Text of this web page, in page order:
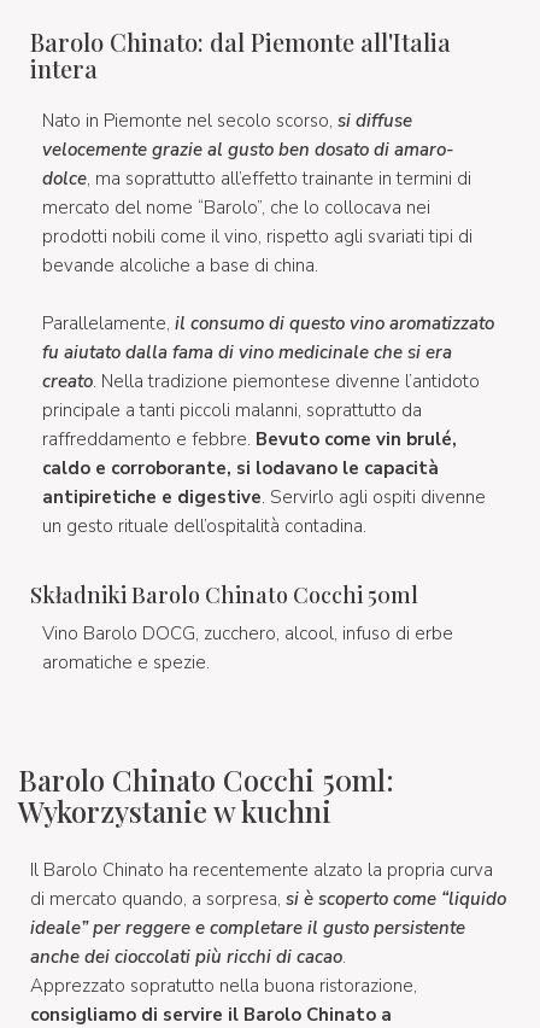
Barolo Chinato: dal Piemonte all'Italia
intera
Nato in Piemonte nel secolo scorso, si diffuse
velocemente grazie al gusto ben dosato di amaro-
dolce, ma soprattutto all’effetto trainante in termini di
mercato del nome “Barolo”, che lo collocava nei
prodotti nobili come il vino, rispetto agli svariati tipi di
bevande alcoliche a base di china.
Parallelamente, il consumo di questo vino aromatizzato
fu aiutato dalla fama di vino medicinale che si era
creato. Nella tradizione piemontese divenne l’antidoto
principale a tanti piccoli malanni, soprattutto da
raffreddamento e febbre. Bevuto come vin brulé,
caldo e corroborante, si lodavano le capacità
antipiretiche e digestive. Servirlo agli ospiti divenne
un gesto rituale dell’ospitalità contadina.
Składniki Barolo Chinato Cocchi 50ml
Vino Barolo DOCG, zucchero, alcool, infuso di erbe
aromatiche e spezie.
Barolo Chinato Cocchi 50ml:
Wykorzystanie w kuchni
Il Barolo Chinato ha recentemente alzato la propria curva
di mercato quando, a sorpresa, si è scoperto come “liquido
ideale” per reggere e completare il gusto persistente
anche dei cioccolati più ricchi di cacao.
Apprezzato sopratutto nella buona ristorazione,
consigliamo di servire il Barolo Chinato a